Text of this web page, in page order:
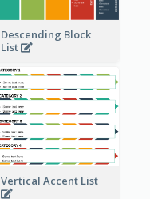
Descending Block
List
Vertical Accent List